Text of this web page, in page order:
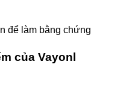
để làm bằng chứng
của Vayonl